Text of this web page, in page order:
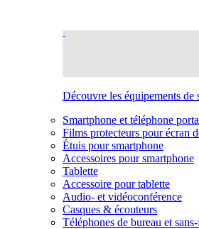
Découvre les équipements de
Smartphone et téléphone
Films protecteurs pour écran
Étuis pour smartphone
Accessoires pour smartphone
Tablette
Accessoire pour tablette
Audio- et vidéoconférence
Casques & écouteurs
Téléphones de bureau et